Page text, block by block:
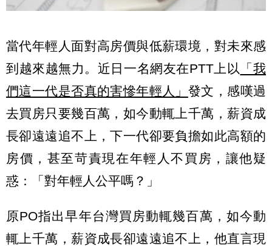
當代年輕人面對高房價與低薪環境，對未來感
到越來越無力。近日一名網友在PTT上以
「我
們這一代是否真的害慘年輕人」 發文，感嘆過
去買房只要幾百萬，如今動輒上千萬，薪資成
長卻遠遠追不上，下一代卻要負擔如此高額的
房價，甚至苛責現在年輕人不買房，讓他疑
惑：「對年輕人公平嗎？」
原PO指出早年台灣買房動輒幾百萬，如今動
輒上千萬，薪資成長卻遠遠追不上，他直言現